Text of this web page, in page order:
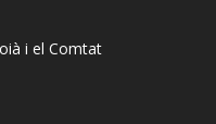
i el Comtat